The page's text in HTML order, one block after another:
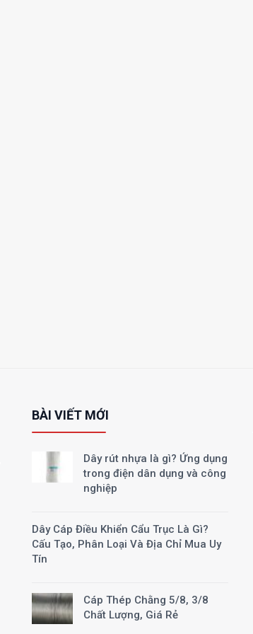
BÀI VIẾT MỚI
Dây rút nhựa là gì? Ứng dụng
trong điện dân dụng và công
nghiệp
Dây Cáp Điều Khiển Cẩu Trục Là Gì?
Cấu Tạo, Phân Loại Và Địa Chỉ Mua Uy
Tín
Cáp Thép Chằng 5/8, 3/8
Chất Lượng, Giá Rẻ